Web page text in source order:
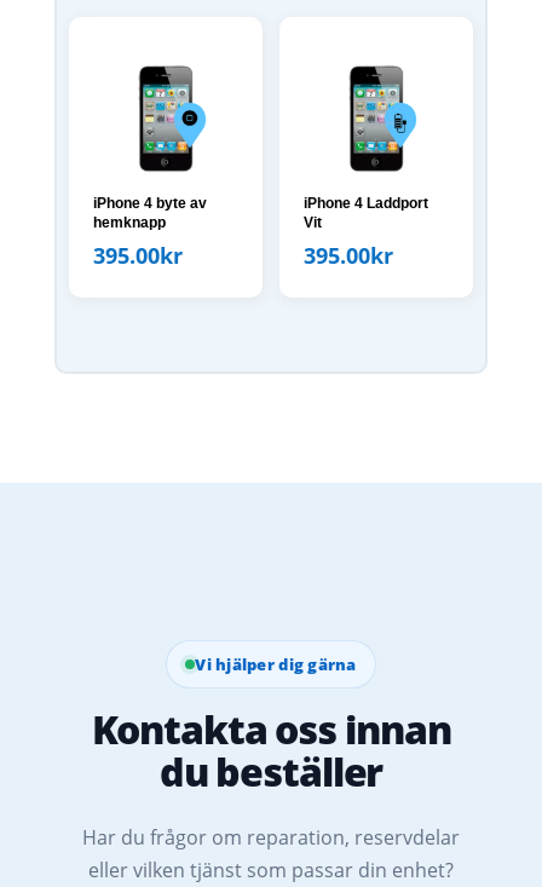
iPhone 4 byte av
hemknapp
395.00kr
iPhone 4 Laddport
Vit
395.00kr
Vi hjälper dig gärna
Kontakta oss innan
du beställer
Har du frågor om reparation, reservdelar
eller vilken tjänst som passar din enhet?